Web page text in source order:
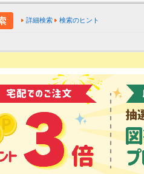
詳細検索 検索のヒント